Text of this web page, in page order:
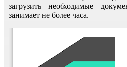
загрузить необходимые
занимает не более часа.